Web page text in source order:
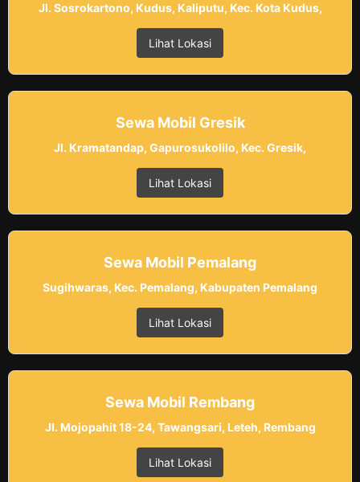
Jl. Sosrokartono, Kudus, Kaliputu, Kec. Kota Kudus,
Lihat Lokasi
Sewa Mobil Gresik
Jl. Kramatandap, Gapurosukolilo, Kec. Gresik,
Lihat Lokasi
Sewa Mobil Pemalang
Sugihwaras, Kec. Pemalang, Kabupaten Pemalang
Lihat Lokasi
Sewa Mobil Rembang
Jl. Mojopahit 18-24, Tawangsari, Leteh, Rembang
Lihat Lokasi